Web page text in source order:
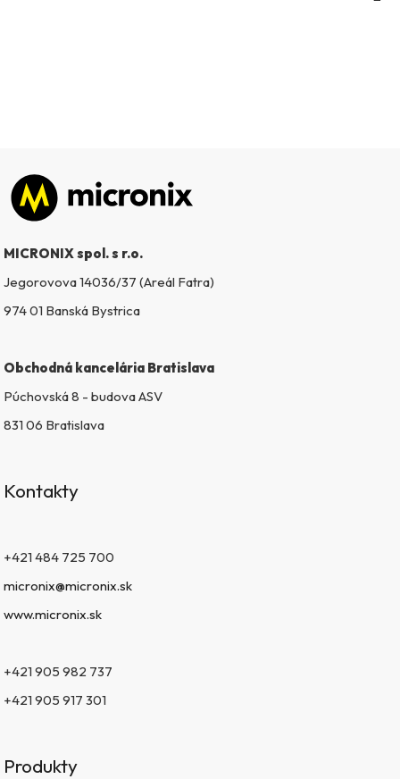
Zápätie
MICRONIX spol. s r.o.
Jegorovova 14036/37 (Areál Fatra)
974 01 Banská Bystrica
Obchodná kancelária Bratislava
Púchovská 8 - budova ASV
831 06 Bratislava
Kontakty
+421 484 725 700
micronix@micronix.sk
www.micronix.sk
+421 905 982 737
+421 905 917 301
Produkty